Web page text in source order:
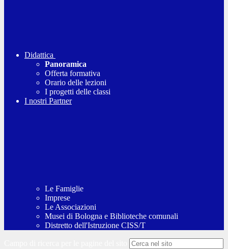
Didattica
Panoramica
Offerta formativa
Orario delle lezioni
I progetti delle classi
I nostri Partner
Le Famiglie
Imprese
Le Associazioni
Musei di Bologna e Biblioteche comunali
Distretto dell'Istruzione CISS/T